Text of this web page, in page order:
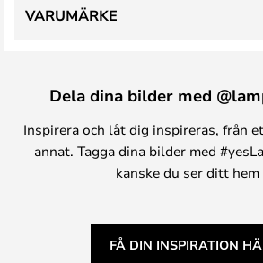
VARUMÄRKE
Dela dina bilder med
Inspirera och låt dig inspireras, från
annat. Tagga dina bilder med
kanske du ser ditt hem
FÅ DIN INSPIRATION